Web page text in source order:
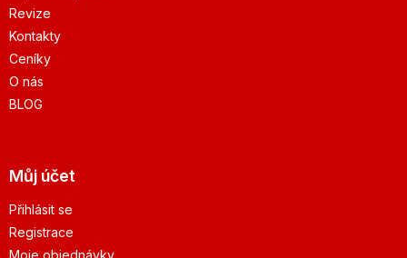
Revize
Kontakty
Ceníky
O nás
BLOG
Můj účet
Přihlásit se
Registrace